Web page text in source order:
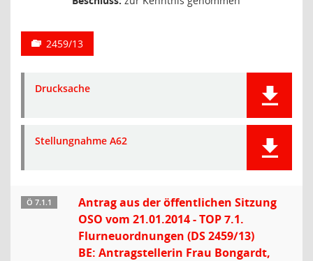
2459/13
Drucksache
Stellungnahme A62
Ö 7.1.1
Antrag aus der öffentlichen Sitzung
OSO vom 21.01.2014 - TOP 7.1.
Flurneuordnungen (DS 2459/13)
BE: Antragstellerin Frau Bongardt,